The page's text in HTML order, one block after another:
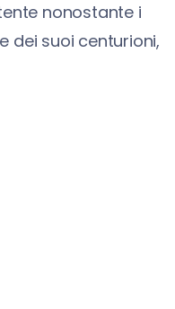
nonostante i
dei suoi centurioni,